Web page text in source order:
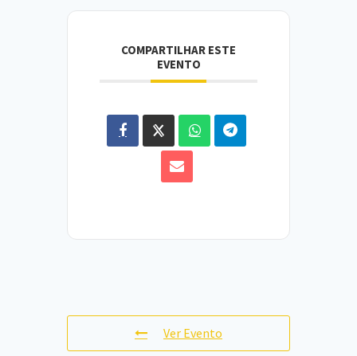
COMPARTILHAR ESTE
EVENTO
Ver Evento